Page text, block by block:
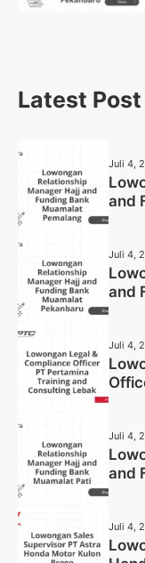
Latest Post
Juli 4,
and
Juli 4,
and
Juli 4,
Juli 4,
and
Juli 4,